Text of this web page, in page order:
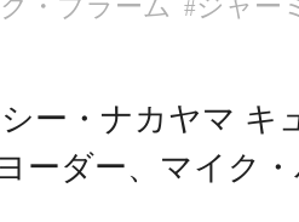
・ブラーム #ジャー
ー・ナカヤマ キ
ーダー、マイク